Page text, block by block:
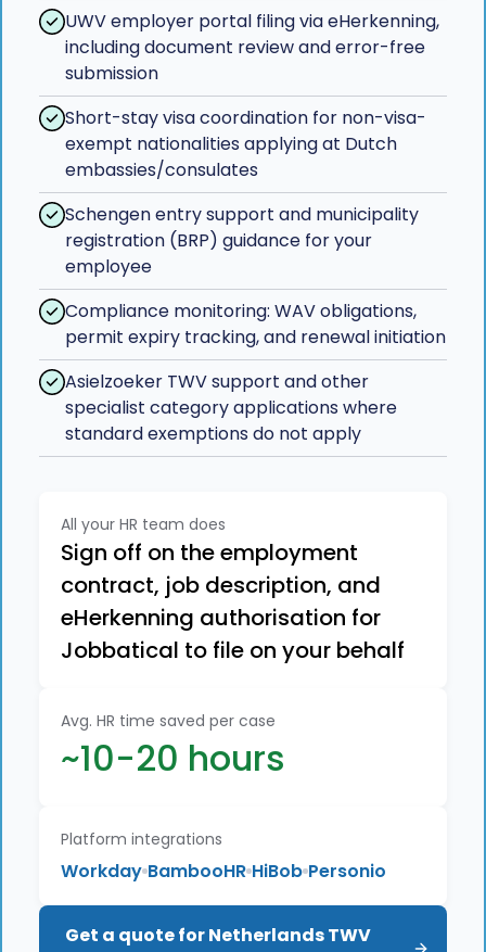
UWV employer portal filing via eHerkenning,
including document review and error-free
submission
Short-stay visa coordination for non-visa-
exempt nationalities applying at Dutch
embassies/consulates
Schengen entry support and municipality
registration (BRP) guidance for your
employee
Compliance monitoring: WAV obligations,
permit expiry tracking, and renewal initiation
Asielzoeker TWV support and other
specialist category applications where
standard exemptions do not apply
All your HR team does
Sign off on the employment
contract, job description, and
eHerkenning authorisation for
Jobbatical to file on your behalf
Avg. HR time saved per case
~10-20 hours
Platform integrations
Workday BambooHR HiBob Personio
Get a quote for Netherlands TWV